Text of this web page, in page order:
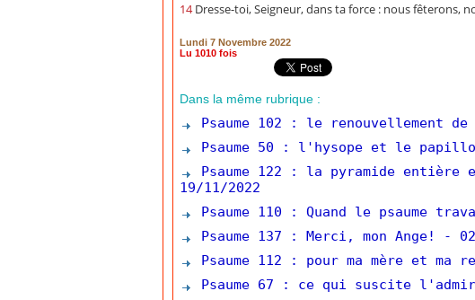
14Dresse-toi, Seigneur, dans ta force : nous fêterons,
Lundi 7 Novembre 2022
Lu 1010 fois
Dans la même rubrique :
Psaume 102 : le renouvellement
Psaume 50 : l'hysope et le
Psaume 122 : la pyramide
19/11/2022
Psaume 110 : Quand le psaume
Psaume 137 : Merci, mon Ange!
-
Psaume 112 : pour ma mère et ma
Psaume 67 : ce qui suscite